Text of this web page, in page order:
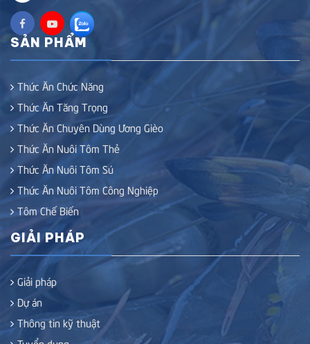
SẢN PHẨM
Thức Ăn Chức Năng
Thức Ăn Tăng Trọng
Thức Ăn Chuyên Dùng Ương Gièo
Thức Ăn Nuôi Tôm Thẻ
Thức Ăn Nuôi Tôm Sú
Thức Ăn Nuôi Tôm Công Nghiệp
Tôm Chế Biến
GIẢI PHÁP
Giải pháp
Dự án
Thông tin kỹ thuật